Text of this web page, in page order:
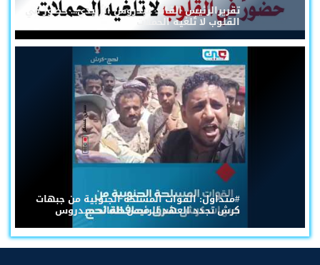
تقريرالرئيس القائد عيدروس الزُبيدي... حضورٌ في
القلوب لا تُلغيه الحملات
#متداول: القوات المسلحة الجنوبية من جبهات
كرش تجدد العهد للرئيس القائد عيدروس